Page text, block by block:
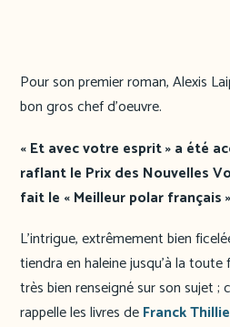
Pour son premier roman, Alexis
bon gros chef d’oeuvre.
« Et avec votre esprit » a été
raflant le Prix des Nouvelles
fait le « Meilleur polar français
L’intrigue, extrêmement bien
tiendra en haleine jusqu’à la
très bien renseigné sur son sujet
rappelle les livres deFranck